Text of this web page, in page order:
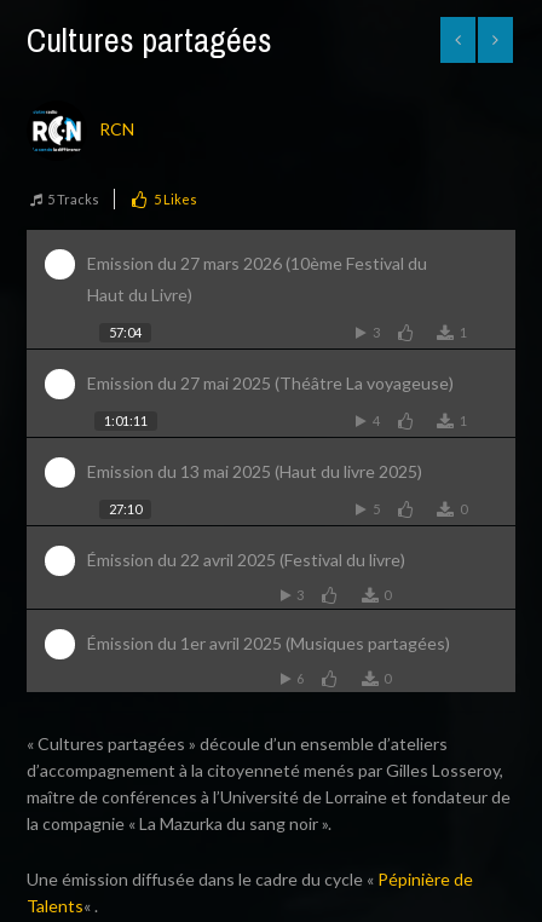
Cultures partagées
RCN
5 Tracks 5Likes
Emission du 27 mars 2026 (10ème Festival du
Haut du Livre)
57:04 3 1
Emission du 27 mai 2025 (Théâtre La voyageuse)
1:01:11 4 1
Emission du 13 mai 2025 (Haut du livre 2025)
27:10 5 0
Émission du 22 avril 2025 (Festival du livre)
3 0
Émission du 1er avril 2025 (Musiques partagées)
6 0
« Cultures partagées » découle d’un ensemble d’ateliers
d’accompagnement à la citoyenneté menés par Gilles Losseroy,
maître de conférences à l’Université de Lorraine et fondateur de
la compagnie « La Mazurka du sang noir ».
Une émission diffusée dans le cadre du cycle « Pépinière de
Talents« .